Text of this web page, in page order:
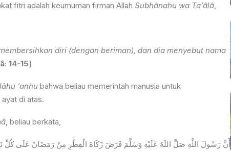
fitri adalah keumuman firman Allah Subhânahu wa Ta’âlâ,
diri (dengan beriman), dan dia menyebut nama
14-15]
‘anhu bahwa beliau memerintah manusia untuk
di atas.
, beliau berkata,
أَنَّ رَسُولَ اللَّهِ صَلَّ اللَهُ عَلَيْهِ وَسَلَّمَ فَرَضَ زَكَاةَ الْفِطْرِ مِنْ رَمَضَانَ عَلَى كُلِّ